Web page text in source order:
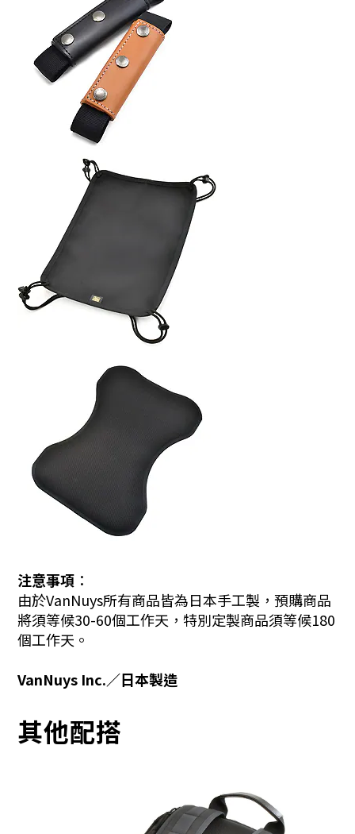
注意事項︰
由於VanNuys所有商品皆為日本手工製，預購商品
將須等候30-60個工作天，特別定製商品須等候180
個工作天。
VanNuys Inc.／日本製造
其他配搭